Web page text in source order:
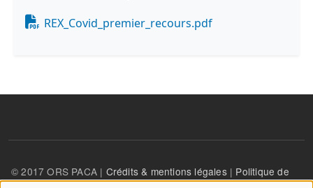
Document
REX_Covid_premier_recours.pdf
© 2017 ORS PACA | Crédits & mentions légales| Politique de